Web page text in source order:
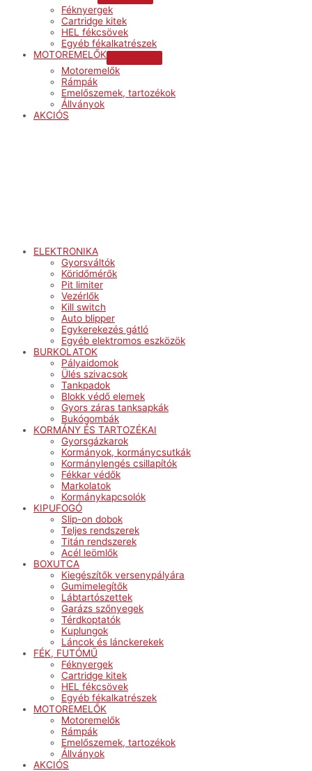
Féknyergek
Cartridge kitek
HEL fékcsövek
Egyéb fékalkatrészek
MOTOREMELŐK
Motoremelők
Rámpák
Emelőszemek, tartozékok
Állványok
AKCIÓS
ELEKTRONIKA
Gyorsváltók
Köridőmérők
Pit limiter
Vezérlők
Kill switch
Auto blipper
Egykerekezés gátló
Egyéb elektromos eszközök
BURKOLATOK
Pályaidomok
Ülés szivacsok
Tankpadok
Blokk védő elemek
Gyors záras tanksapkák
Bukógombák
KORMÁNY ÉS TARTOZÉKAI
Gyorsgázkarok
Kormányok, kormánycsutkák
Kormánylengés csillapítók
Fékkar védők
Markolatok
Kormánykapcsolók
KIPUFOGÓ
Slip-on dobok
Teljes rendszerek
Titán rendszerek
Acél leömlők
BOXUTCA
Kiegészítők versenypályára
Gumimelegítők
Lábtartószettek
Garázs szőnyegek
Térdkoptatók
Kuplungok
Láncok és lánckerekek
FÉK, FUTÓMŰ
Féknyergek
Cartridge kitek
HEL fékcsövek
Egyéb fékalkatrészek
MOTOREMELŐK
Motoremelők
Rámpák
Emelőszemek, tartozékok
Állványok
AKCIÓS